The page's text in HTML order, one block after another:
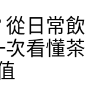
日常飲
看懂茶